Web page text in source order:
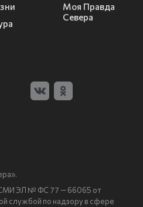
Моя Правда
Севера
СМИ ЭЛ № ФС 77 — 66065 от
службой по надзору в сфере